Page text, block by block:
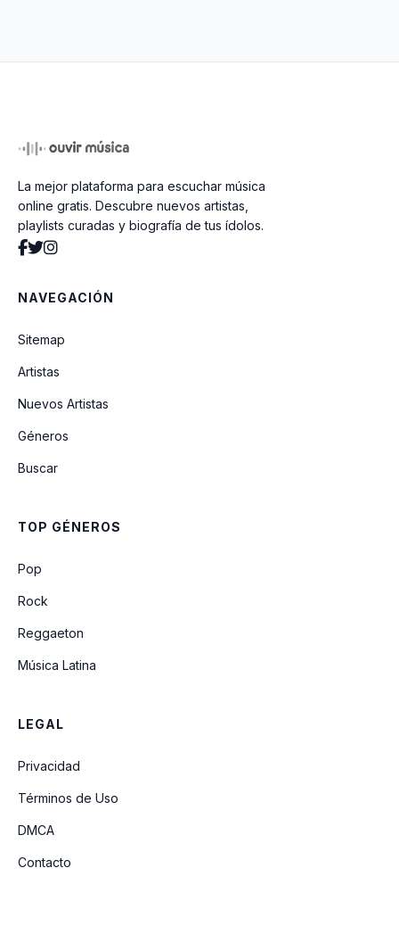
Dios Es Un Stalker (versión física)
TUYA
La mejor plataforma para escuchar música
online gratis. Descubre nuevos artistas,
playlists curadas y biografía de tus ídolos.
NAVEGACIÓN
Sitemap
Artistas
Nuevos Artistas
Géneros
Buscar
TOP GÉNEROS
Pop
Rock
Reggaeton
Música Latina
LEGAL
Privacidad
Términos de Uso
DMCA
Contacto